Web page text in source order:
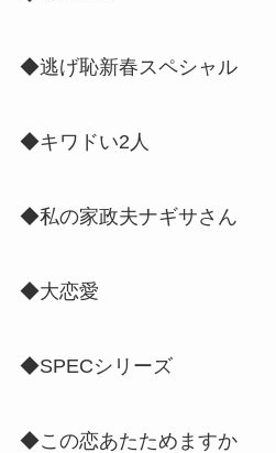
◆逃げ恥新春スペシャル
◆キワドい2人
◆私の家政夫ナギサさん
◆大恋愛
◆SPECシリーズ
◆この恋あたためますか